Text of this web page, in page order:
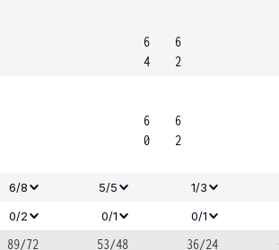
6
4
6
2
6
0
6
2
6/8 5/5
1/3
0/2 0/1 0/1
89/72 53/48 36/24